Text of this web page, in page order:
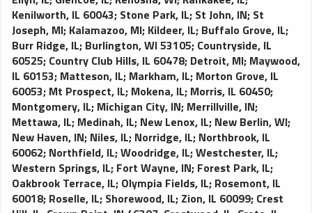
Kenilworth, IL 60043; Stone Park, IL; St John, IN; St
Joseph, MI; Kalamazoo, MI; Kildeer, IL; Buffalo Grove, IL;
Burr Ridge, IL; Burlington, WI 53105; Countryside, IL
60525; Country Club Hills, IL 60478; Detroit, MI; Maywood,
IL 60153; Matteson, IL; Markham, IL; Morton Grove, IL
60053; Mt Prospect, IL; Mokena, IL; Morris, IL 60450;
Montgomery, IL; Michigan City, IN; Merrillville, IN;
Mettawa, IL; Medinah, IL; New Lenox, IL; New Berlin, WI;
New Haven, IN; Niles, IL; Norridge, IL; Northbrook, IL
60062; Northfield, IL;Woodridge, IL;Westchester, IL;
Western Springs, IL; Fort Wayne, IN; Forest Park, IL;
Oakbrook Terrace, IL; Olympia Fields, IL; Rosemont, IL
60018; Roselle, IL; Shorewood, IL; Zion, IL 60099; Crest